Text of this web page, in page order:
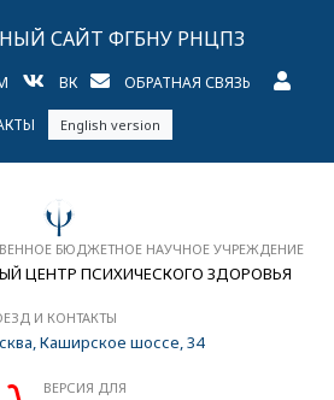
САЙТ ФГБНУ РНЦПЗ
ВК ОБРАТНАЯ СВЯЗЬ
English version
БЮДЖЕТНОЕ НАУЧНОЕ УЧРЕЖДЕНИЕ
ЦЕНТР ПСИХИЧЕСКОГО ЗДОРОВЬЯ
И КОНТАКТЫ
Каширское шоссе, 34
ВЕРСИЯ ДЛЯ